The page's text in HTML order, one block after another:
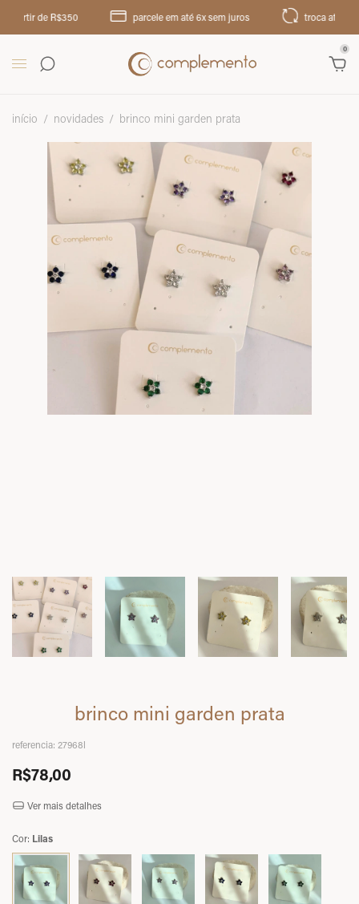
de R$350 parcele em até 6x sem juros troca até 30 dias
0
início / novidades / brinco mini garden prata
brinco mini garden prata
referencia: 27968l
R$78,00
Ver mais detalhes
Cor: Lilas